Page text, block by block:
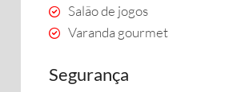
Salão de jogos
Varanda gourmet
Segurança